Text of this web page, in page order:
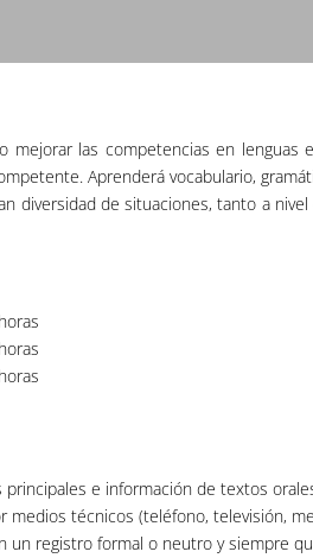
mejorar las competencias en lenguas
Aprenderá vocabulario,
diversidad de situaciones, tanto a
e información de textos
técnicos (teléfono, televisión,
un registro formal o neutro y siempre